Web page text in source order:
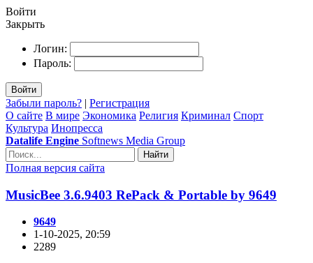
Войти
Закрыть
Логин:
Пароль:
Войти
Забыли пароль? | Регистрация
О сайте В мире Экономика Религия Криминал Спорт
Культура Инопресса
Datalife Engine Softnews Media Group
Найти
Полная версия сайта
MusicBee 3.6.9403 RePack & Portable by 9649
9649
1-10-2025, 20:59
2289